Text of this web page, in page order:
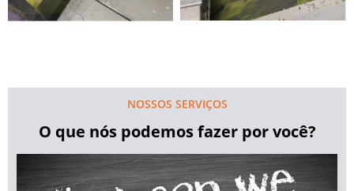
NOSSOS SERVIÇOS
O que nós podemos fazer por você?